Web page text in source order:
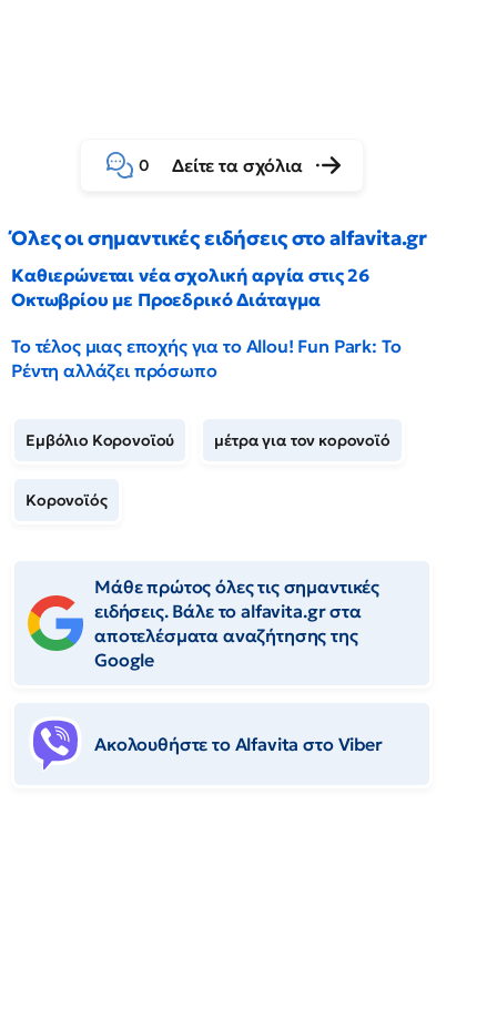
0 Δείτε τα σχόλια
Όλες οι σημαντικές ειδήσεις στο alfavita.gr
Καθιερώνεται νέα σχολική αργία στις 26
Οκτωβρίου με Προεδρικό Διάταγμα
Το τέλος μιας εποχής για το Allou! Fun Park: Το
Ρέντη αλλάζει πρόσωπο
Εμβόλιο Κορονοϊού μέτρα για τον κορονοϊό
Κορονοϊός
Μάθε πρώτος όλες τις σημαντικές
ειδήσεις. Βάλε το alfavita.gr στα
αποτελέσματα αναζήτησης της
Google
Ακολουθήστε το Αlfavita στο Viber